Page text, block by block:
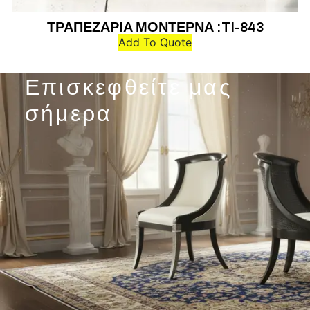
ΤΡΑΠΕΖΑΡΙΑ ΜΟΝΤΕΡΝΑ :TI-843
Add To Quote
Επισκεφθείτε μας
σήμερα